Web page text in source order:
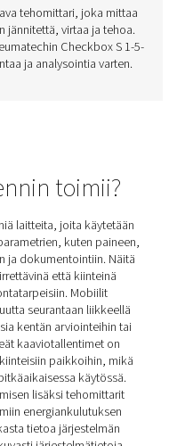
-tehomittarit
mittaa jännitettä,
Modbus-tiedonsiirron
ja M6:n kanssa,
ja saranoiduilla